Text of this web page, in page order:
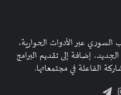
السوري عبر الأدوات الحوارية،
إضافة إلى تقديم البرامج
الفاعلة في مجتمعاتها.
انستقرام